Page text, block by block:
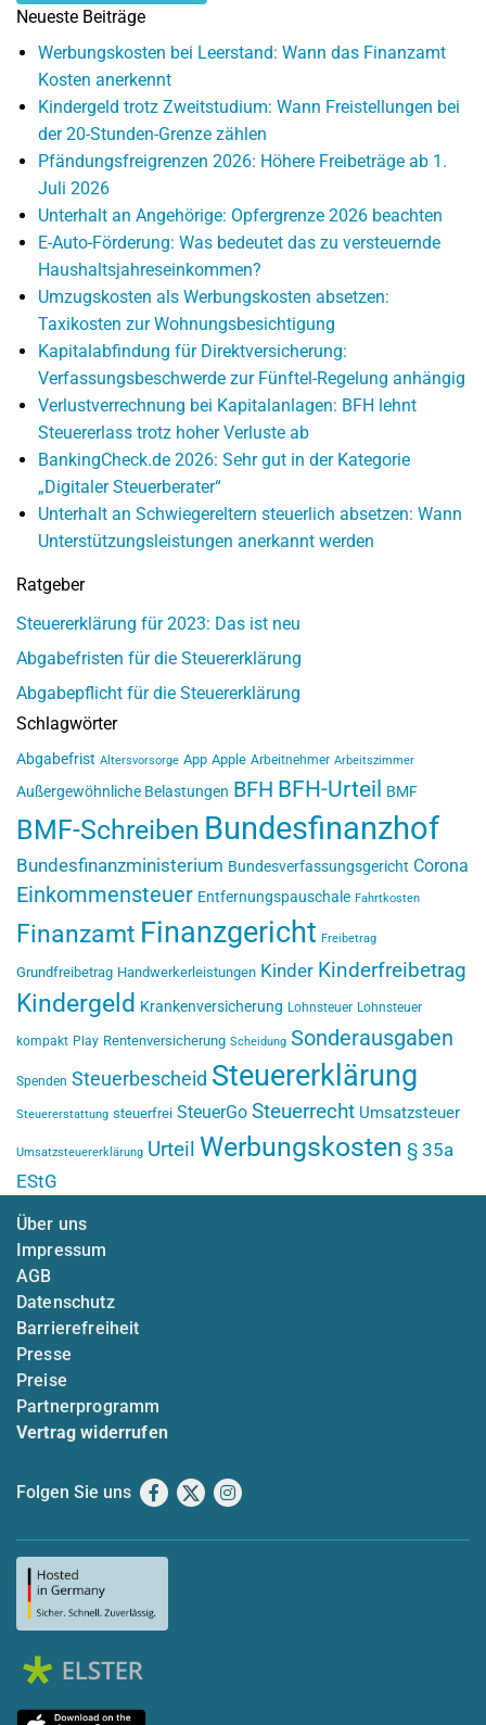
Neueste Beiträge
Werbungskosten bei Leerstand: Wann das Finanzamt
Kosten anerkennt
Kindergeld trotz Zweitstudium: Wann Freistellungen bei
der 20-Stunden-Grenze zählen
Pfändungsfreigrenzen 2026: Höhere Freibeträge ab 1.
Juli 2026
Unterhalt an Angehörige: Opfergrenze 2026 beachten
E-Auto-Förderung: Was bedeutet das zu versteuernde
Haushaltsjahreseinkommen?
Umzugskosten als Werbungskosten absetzen:
Taxikosten zur Wohnungsbesichtigung
Kapitalabfindung für Direktversicherung:
Verfassungsbeschwerde zur Fünftel-Regelung anhängig
Verlustverrechnung bei Kapitalanlagen: BFH lehnt
Steuererlass trotz hoher Verluste ab
BankingCheck.de 2026: Sehr gut in der Kategorie
„Digitaler Steuerberater“
Unterhalt an Schwiegereltern steuerlich absetzen: Wann
Unterstützungsleistungen anerkannt werden
Ratgeber
Steuererklärung für 2023: Das ist neu
Abgabefristen für die Steuererklärung
Abgabepflicht für die Steuererklärung
Schlagwörter
Abgabefrist Altersvorsorge App Apple Arbeitnehmer Arbeitszimmer
Außergewöhnliche Belastungen BFH BFH-Urteil BMF
BMF-Schreiben Bundesfinanzhof
Bundesfinanzministerium Bundesverfassungsgericht Corona
Einkommensteuer Entfernungspauschale Fahrtkosten
Finanzamt Finanzgericht Freibetrag
Grundfreibetrag Handwerkerleistungen Kinder Kinderfreibetrag
Kindergeld Krankenversicherung Lohnsteuer Lohnsteuer
kompakt Play Rentenversicherung Scheidung Sonderausgaben
Spenden Steuerbescheid Steuererklärung
Steuererstattung steuerfrei SteuerGo Steuerrecht Umsatzsteuer
Umsatzsteuererklärung Urteil Werbungskosten § 35a
EStG
Über uns
Impressum
AGB
Datenschutz
Barrierefreiheit
Presse
Preise
Partnerprogramm
Vertrag widerrufen
Folgen Sie uns Facebook
X Instagram